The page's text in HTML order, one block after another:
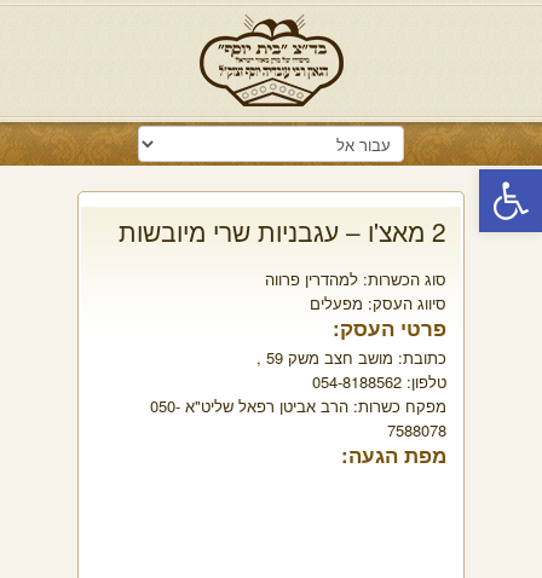
פתח סרגל נגישות
2 מאצ'ו – עגבניות שרי מיובשות
סוג הכשרות: למהדרין פרווה
סיווג העסק: מפעלים
פרטי העסק:
כתובת: מושב חצב משק 59 ,
טלפון: 054-8188562
מפקח כשרות:
הרב אביטן רפאל שליט"א 050-
7588078
מפת הגעה: